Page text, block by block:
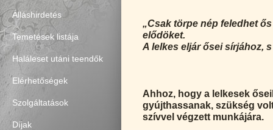
Álláshirdetés
Temetések listája
Haláleset utáni teendők
Elérhetőségek
Szolgáltatások
Díjak
„Csak törpe nép feledhet
elődöket.
A lelkes eljár ősei sírjához,
Ahhoz, hogy a lelkesek
gyújthassanak, szükség
szívvel végzett munkájára.